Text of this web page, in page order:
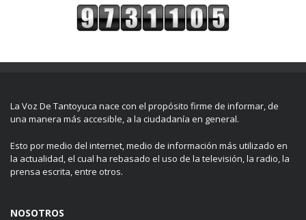
La Voz De Tantoyuca nace con el propósito firme de informar, de
una manera más accesible, a la ciudadanía en general.
Esto por medio del internet, medio de información más utilizado en
la actualidad, el cual ha rebasado el uso de la televisión, la radio, la
prensa escrita, entre otros.
NOSOTROS